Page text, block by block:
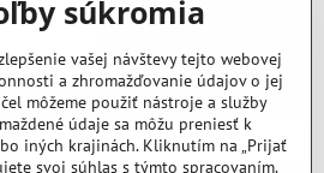
súkromia
vašej návštevy tejto webovej
a zhromažďovanie údajov o jej
môžeme použiť nástroje a služby
údaje sa môžu preniesť k
iných krajinách. Kliknutím na „Prijať
svoj súhlas s týmto spracovaním.